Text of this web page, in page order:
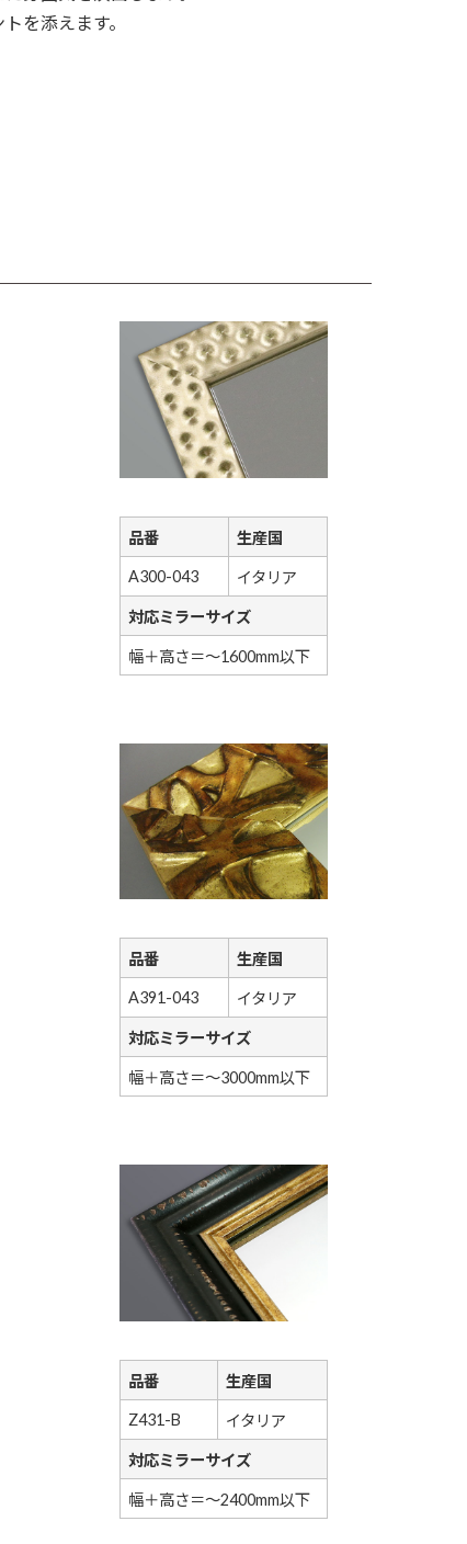
を添えます。
品番 生産国
A300-043 イタリア
対応ミラーサイズ
幅＋高さ＝～1600mm以下
品番 生産国
A391-043 イタリア
対応ミラーサイズ
幅＋高さ＝～3000mm以下
品番 生産国
Z431-B イタリア
対応ミラーサイズ
幅＋高さ＝～2400mm以下